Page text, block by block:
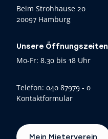
Beim Strohhause 20
20097 Hamburg
Unsere Öffnungszeiten
Mo-Fr: 8.30 bis 18 Uhr
Telefon: 040 87979 - 0
Kontaktformular
Mein Mieterverein